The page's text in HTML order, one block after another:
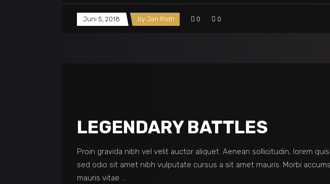
Juni 5, 2018 by Jan Roth 0 0
LEGENDARY BATTLES
Proin gravida nibh vel velit auctor aliquet. Aenean sollicitudin, lorem
sed odio sit amet nibh vulputate cursus a sit amet mauris. Morbi
mauris vitae